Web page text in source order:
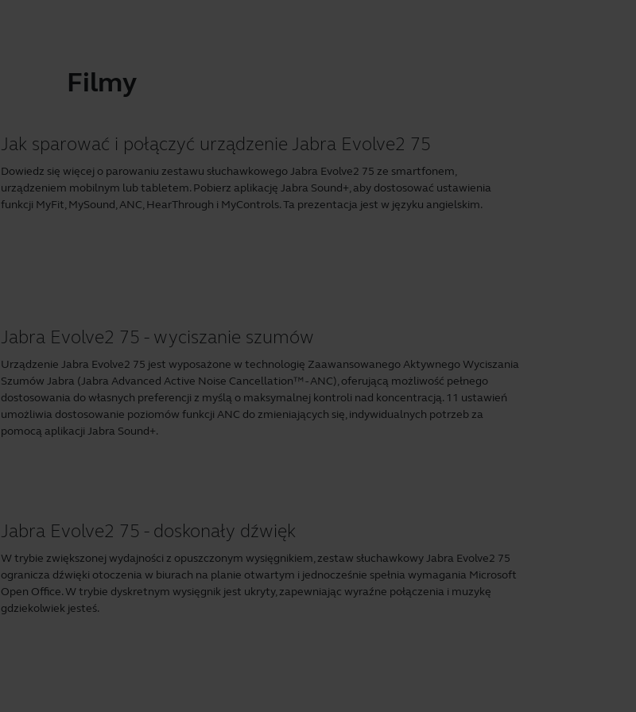
Filmy
Jak sparować i połączyć urządzenie Jabra Evolve2 75
Dowiedz się więcej o parowaniu zestawu słuchawkowego Jabra Evolve2 75 ze smartfonem,
urządzeniem mobilnym lub tabletem. Pobierz aplikację Jabra Sound+, aby dostosować ustawienia
funkcji MyFit, MySound, ANC, HearThrough i MyControls. Ta prezentacja jest w języku angielskim.
Jabra Evolve2 75 - wyciszanie szumów
Urządzenie Jabra Evolve2 75 jest wyposażone w technologię Zaawansowanego Aktywnego Wyciszania
Szumów Jabra (Jabra Advanced Active Noise Cancellation™ - ANC), oferującą możliwość pełnego
dostosowania do własnych preferencji z myślą o maksymalnej kontroli nad koncentracją. 11 ustawień
umożliwia dostosowanie poziomów funkcji ANC do zmieniających się, indywidualnych potrzeb za
pomocą aplikacjiJabra Sound+.
Jabra Evolve2 75 - doskonały dźwięk
W trybie zwiększonej wydajności z opuszczonym wysięgnikiem, zestaw słuchawkowy Jabra Evolve2 75
ogranicza dźwięki otoczenia w biurach na planie otwartym i jednocześnie spełnia wymagania Microsoft
Open Office. W trybie dyskretnym wysięgnik jest ukryty, zapewniając wyraźne połączenia i muzykę
gdziekolwiek jesteś.